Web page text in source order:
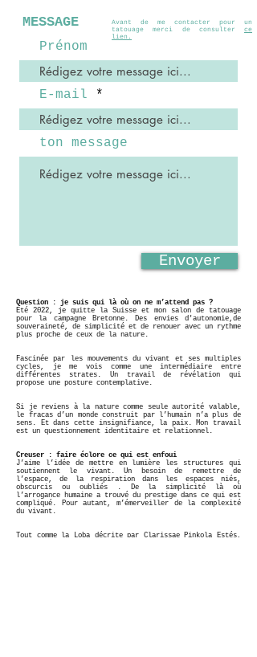
MESSAGE
Avant de me contacter pour un
tatouage merci de consulter ce
lien.
Prénom
E-mail
ton message
Envoyer
Question : je suis qui là où on ne m’attend pas ?
Eté 2022, je quitte la Suisse et mon salon de tatouage
pour la campagne Bretonne. Des envies d'autonomie,de
souveraineté, de simplicité et de renouer avec un rythme
plus proche de ceux de la nature.
Fascinée par les mouvements du vivant et ses multiples
cycles, je me vois comme une intermédiaire entre
différentes strates. Un travail de révélation qui
propose une posture contemplative.
Si je reviens à la nature comme seule autorité valable,
le fracas d’un monde construit par l’humain n’a plus de
sens. Et dans cette insignifiance, la paix. Mon travail
est un questionnement identitaire et relationnel.
Creuser : faire éclore ce qui est enfoui
J’aime l’idée de mettre en lumière les structures qui
soutiennent le vivant. Un besoin de remettre de
l’espace, de la respiration dans les espaces niés,
obscurcis ou oubliés . De la simplicité là où
l’arrogance humaine a trouvé du prestige dans ce qui est
compliqué. Pour autant, m’émerveiller de la complexité
du vivant.
Tout comme la Loba décrite par Clarissae Pinkola Estés,